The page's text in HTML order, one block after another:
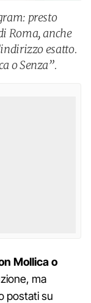
presto
Roma, anche
esatto.
o Senza”.
Mollica o
ma
postati su